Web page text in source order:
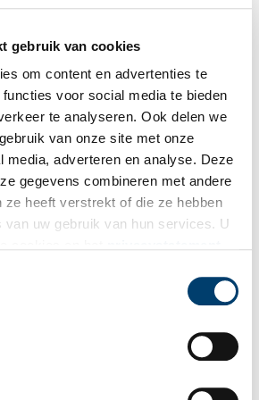
gebruik van cookies
om content en advertenties te
voor social media te bieden
te analyseren. Ook delen we
van onze site met onze
media, adverteren en analyse. Deze
gegevens combineren met andere
ze heeft verstrekt of die ze hebben
uw gebruik van hun services. U
met ons privacybeleid
of geef een reactie.